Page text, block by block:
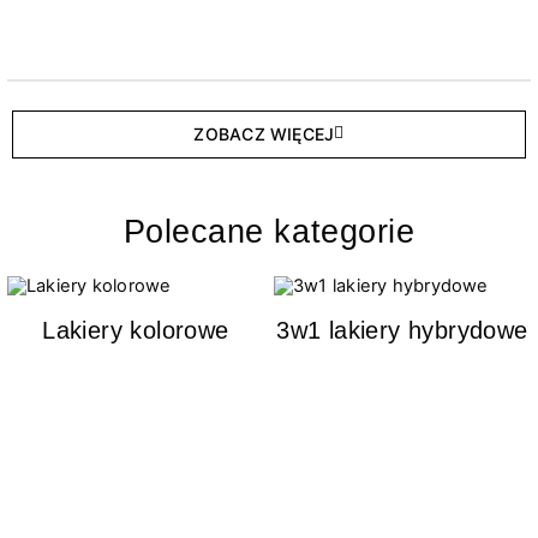
ZOBACZ WIĘCEJ
Polecane kategorie
Lakiery kolorowe 3w1 lakiery hybrydowe